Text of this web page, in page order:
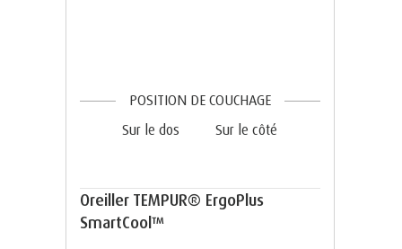
POSITION DE COUCHAGE
Sur le dos
Sur le côté
Oreiller TEMPUR® ErgoPlus
SmartCool™